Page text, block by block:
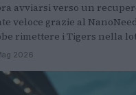
avviarsi verso un
veloce grazie al
rimettere i Tigers nella
2026